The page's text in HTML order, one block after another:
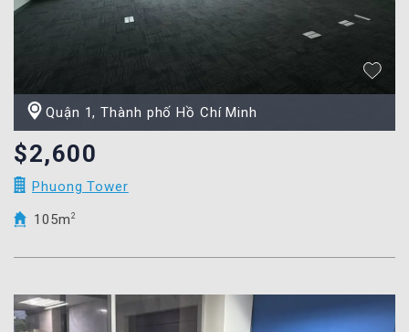
Quận 1, Thành phố Hồ Chí Minh
$2,600
Phuong Tower
105m 2